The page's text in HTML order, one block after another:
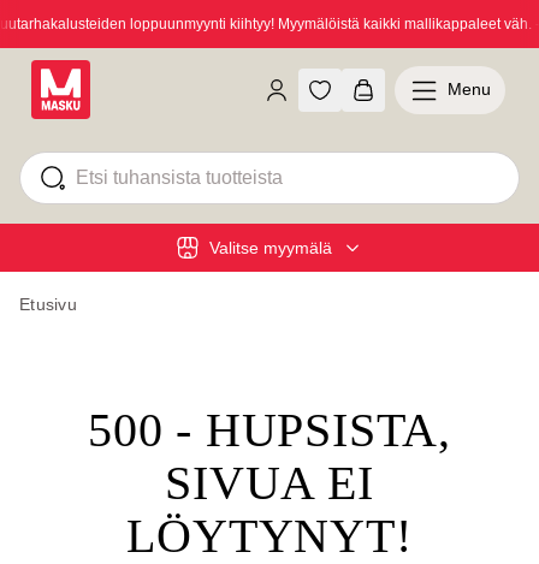
loppuunmyynti kiihtyy! Myymälöistä kaikki mallikappaleet väh. -
Valitse myymälä
Menu
Etusivu
500 - HUPSISTA,
SIVUA EI
LÖYTYNYT!